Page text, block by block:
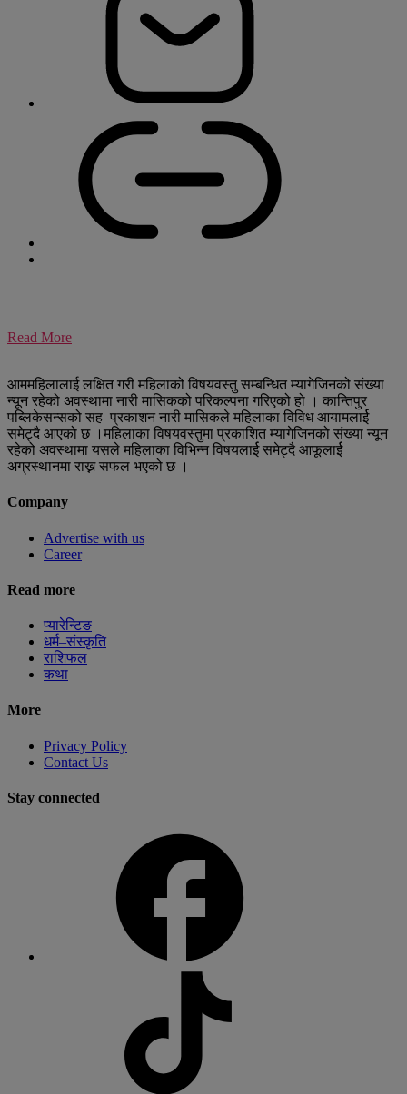
Read More
आममहिलालाई लक्षित गरी महिलाको विषयवस्तु सम्बन्धित म्यागेजिनको संख्या
न्यून रहेको अवस्थामा नारी मासिकको परिकल्पना गरिएको हो । कान्तिपुर
पब्लिकेसन्सको सह–प्रकाशन नारी मासिकले महिलाका विविध आयामलार्ई
समेट्दै आएको छ ।महिलाका विषयवस्तुमा प्रकाशित म्यागेजिनको संख्या न्यून
रहेको अवस्थामा यसले महिलाका विभिन्न विषयलार्ई समेट्दै आफूलार्ई
अग्रस्थानमा राख्न सफल भएको छ ।
Company
Advertise with us
Career
Read more
प्यारेन्टिङ
धर्म–संस्कृति
राशिफल
कथा
More
Privacy Policy
Contact Us
Stay connected